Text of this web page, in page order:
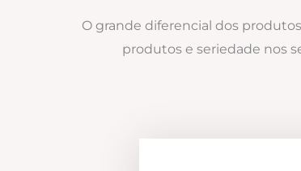
O grande diferencial dos
produtos e seriedade nos